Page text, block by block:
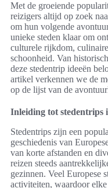
Met de groeiende
reizigers altijd op zoek
om hun volgende
unieke steden klaar om
culturele rijkdom,
schoonheid. Van
deze stedentrip ideeën
artikel verkennen we de
op de lijst van de
Inleiding tot stedentrips
Stedentrips zijn een
geschiedenis van
van korte afstanden en
reizen steeds
gezinnen. Veel Europese
activiteiten, waardoor